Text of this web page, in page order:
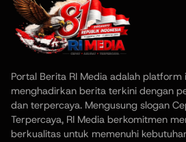
Portal Berita RI Media adalah
menghadirkan berita terkini dengan
dan terpercaya. Mengusung slogan
Terpercaya, RI Media berkomitmen
berkualitas untuk memenuhi